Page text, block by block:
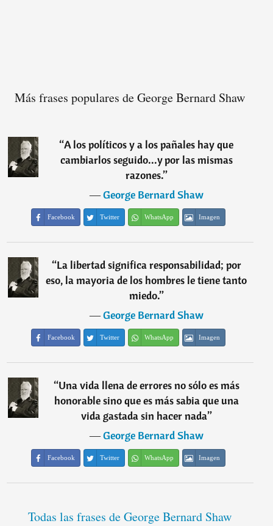
Más frases populares de George Bernard Shaw
“A los políticos y a los pañales hay que
cambiarlos seguido...y por las mismas
razones.”
―George Bernard Shaw
Facebook Twitter WhatsApp Imagen
“La libertad significa responsabilidad; por
eso, la mayoria de los hombres le tiene tanto
miedo.”
―George Bernard Shaw
Facebook Twitter WhatsApp Imagen
“Una vida llena de errores no sólo es más
honorable sino que es más sabia que una
vida gastada sin hacer nada”
―George Bernard Shaw
Facebook Twitter WhatsApp Imagen
Todas las frases de George Bernard Shaw